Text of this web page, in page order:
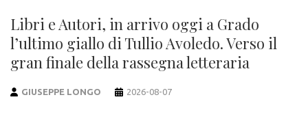
Libri e Autori, in arrivo oggi a Grado
l’ultimo giallo di Tullio Avoledo. Verso il
gran finale della rassegna letteraria
GIUSEPPE LONGO 2026-08-07